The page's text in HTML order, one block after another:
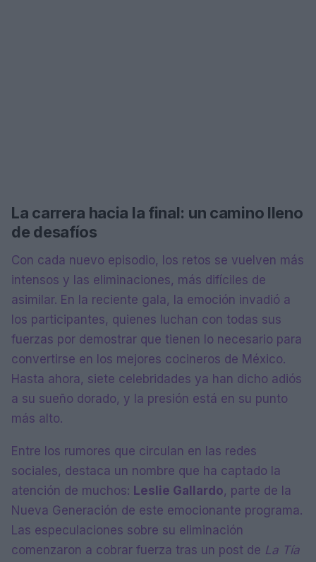
La carrera hacia la final: un camino lleno
de desafíos
Con cada nuevo episodio, los retos se vuelven más
intensos y las eliminaciones, más difíciles de
asimilar. En la reciente gala, la emoción invadió a
los participantes, quienes luchan con todas sus
fuerzas por demostrar que tienen lo necesario para
convertirse en los mejores cocineros de México.
Hasta ahora, siete celebridades ya han dicho adiós
a su sueño dorado, y la presión está en su punto
más alto.
Entre los rumores que circulan en las redes
sociales, destaca un nombre que ha captado la
atención de muchos: Leslie Gallardo, parte de la
Nueva Generación de este emocionante programa.
Las especulaciones sobre su eliminación
comenzaron a cobrar fuerza tras un post de La Tía